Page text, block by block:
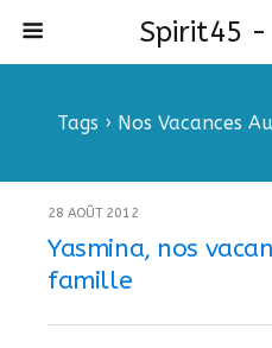
Spirit45 -
Tags › Nos Vacances
28 AOÛT 2012
Yasmina, nos
famille